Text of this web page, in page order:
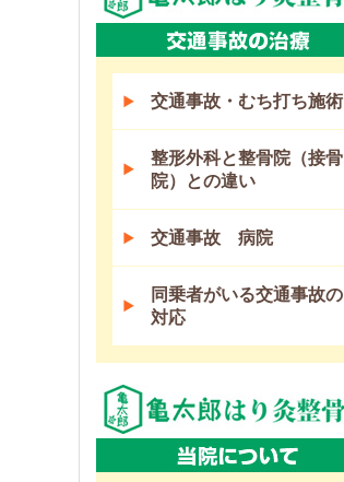
交通事故・むち打ち施術
整形外科と整骨院（接骨
院）との違い
交通事故 病院
同乗者がいる交通事故の
対応